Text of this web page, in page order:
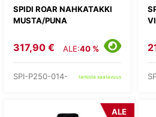
SPIDI ROAR NAHKATAKKI
MUSTA/PUNA
317,90 € ALE:40 %
SPI-P250-014- tarkista saatavuus
ALE